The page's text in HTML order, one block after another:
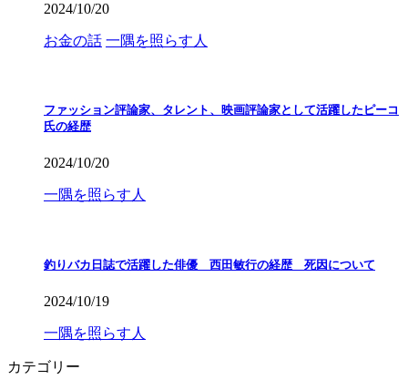
2024/10/20
お金の話 一隅を照らす人
ファッション評論家、タレント、映画評論家として活躍したピーコ
氏の経歴
2024/10/20
一隅を照らす人
釣りバカ日誌で活躍した俳優 西田敏行の経歴 死因について
2024/10/19
一隅を照らす人
カテゴリー